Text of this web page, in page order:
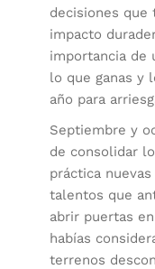
decisiones que
impacto
importancia de
lo que ganas y
año para
Septiembre y
de consolidar
práctica
talentos que
abrir puertas
habías
terrenos